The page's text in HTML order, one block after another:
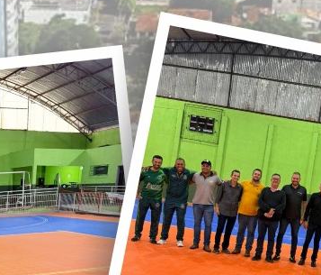
LEIA MAIS
11/06/2026 20:00
Secretaria de Planejamento – SEPL
Pavimentação da Estrada do Baú
avança com mais 3,6 km de asfalto
rural
22/05/2026 19:00
Gabinete do Prefeito – GPRE